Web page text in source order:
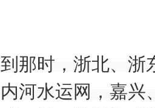
到那时，浙北、浙
内河水运网，嘉兴